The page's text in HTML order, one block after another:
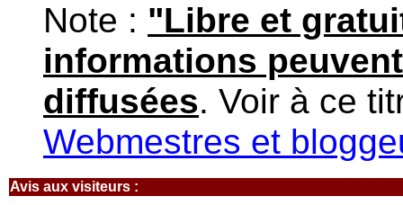
Note : "Libre et
informations
diffusées. Voir à ce
Webmestres et
Avis aux visiteurs :